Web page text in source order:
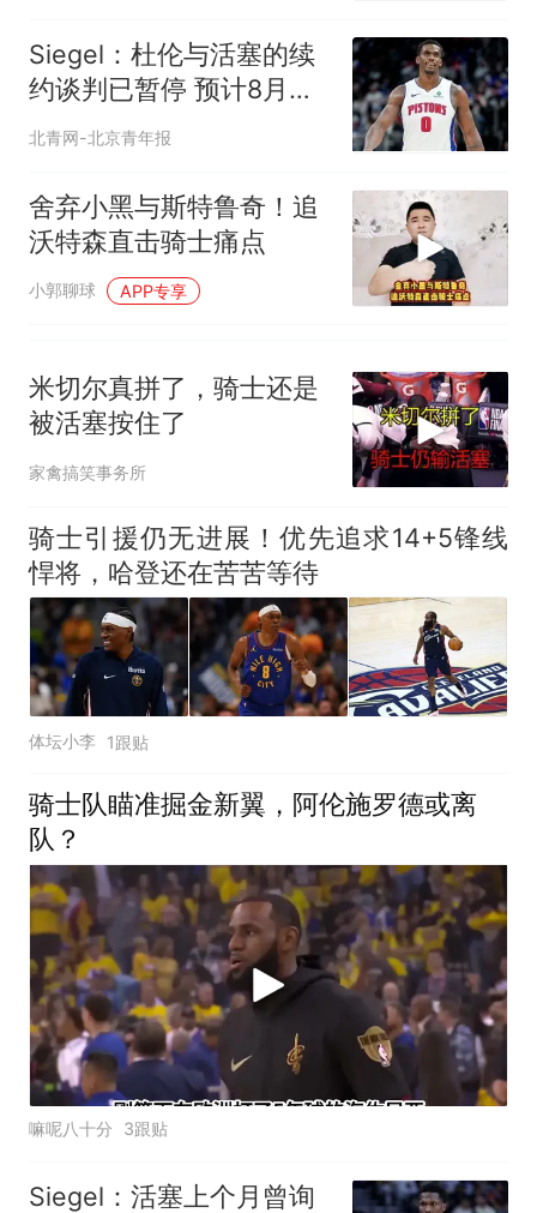
人生
Siegel：杜伦与活塞的续
约谈判已暂停 预计8月下
旬重启
北青网-北京青年报
舍弃小黑与斯特鲁奇！追
沃特森直击骑士痛点
小郭聊球 APP专享
米切尔真拼了，骑士还是
被活塞按住了
家禽搞笑事务所
骑士引援仍无进展！优先追求14+5锋线
悍将，哈登还在苦苦等待
体坛小李 1跟贴
骑士队瞄准掘金新翼，阿伦施罗德或离
队？
嘛呢八十分 3跟贴
Siegel：活塞上个月曾询